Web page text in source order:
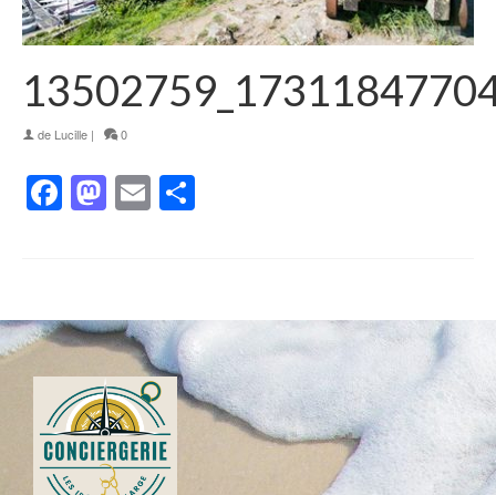
de Lucille | 0
Facebook
Mastodon
Email